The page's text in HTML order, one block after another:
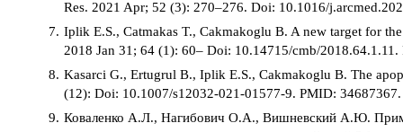
Res. 2021 Apr; 52 (3): 270–276. Doi: 10.1016/
Iplik E.S., Catmakas T., Cakmakoglu B. A new target for
2018 Jan 31; 64 (1): 60– Doi: 10.14715/cmb/
Kasarci G., Ertugrul B., Iplik E.S., Cakmakoglu B. The
(12): Doi: 10.1007/s12032-021-01577-9. PMID: 34687367.
Коваленко А.Л., Нагибович О.А., Вишневский А.Ю.